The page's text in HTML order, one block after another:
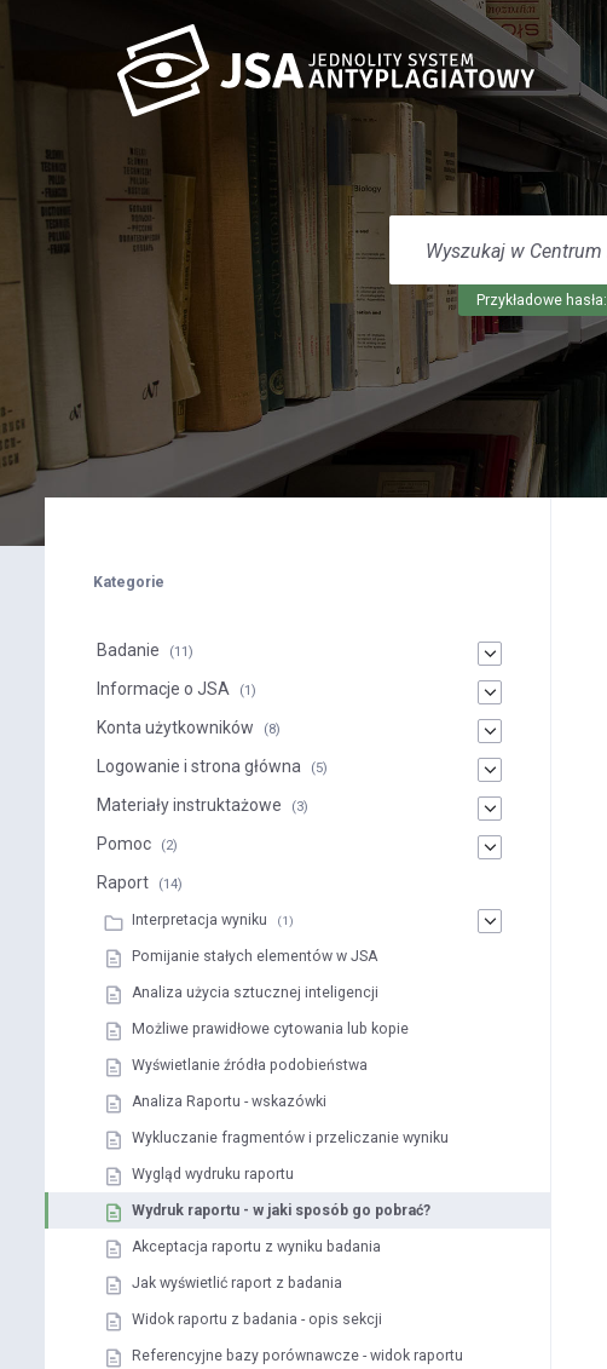
WYSZUKAJ
CENTRUM
Przykładowe hasła:
Kategorie
Badanie (11)
Informacje o JSA (1)
Konta użytkowników (8)
Logowanie i strona główna (5)
Materiały instruktażowe (3)
Pomoc (2)
Raport (14)
Interpretacja wyniku (1)
Pomijanie stałych elementów w JSA
Analiza użycia sztucznej inteligencji
Możliwe prawidłowe cytowania lub kopie
Wyświetlanie źródła podobieństwa
Analiza Raportu - wskazówki
Wykluczanie fragmentów i przeliczanie wyniku
Wygląd wydruku raportu
Wydruk raportu - w jaki sposób go pobrać?
Akceptacja raportu z wyniku badania
Jak wyświetlić raport z badania
Widok raportu z badania - opis sekcji
Referencyjne bazy porównawcze - widok raportu